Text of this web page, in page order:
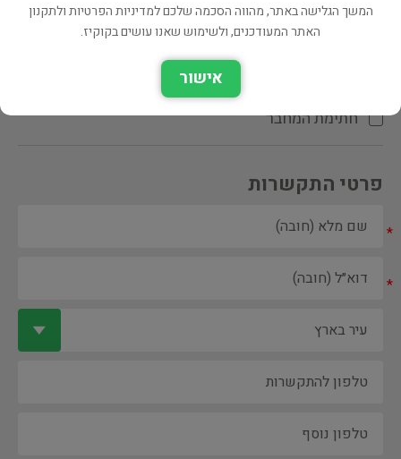
הקדשת המחבר\המתרגם
חתימת המחבר
פרטי התקשרות
*
*
המשך הגלישה באתר, מהווה הסכמה שלכם למדיניות הפרטיות ולתקנון
האתר המעודכנים, ולשימוש שאנו עושים בקוקיז.
אישור